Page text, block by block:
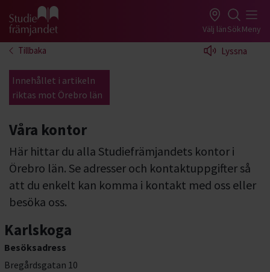
Gå till studiefrämjandets startsida Välj länSökMeny
Tillbaka Lyssna
Innehållet i artikeln
riktas mot Örebro län
Våra kontor
Här hittar du alla Studiefrämjandets kontor i
Örebro län. Se adresser och kontaktuppgifter så
att du enkelt kan komma i kontakt med oss eller
besöka oss.
Karlskoga
Besöksadress
Bregårdsgatan 10